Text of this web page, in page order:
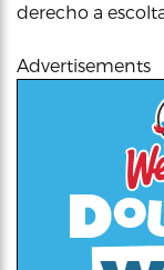
derecho a
Advertisements